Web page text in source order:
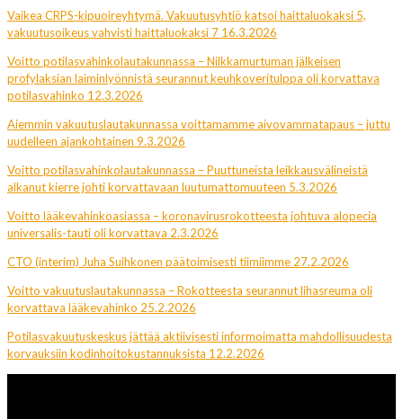
Vaikea CRPS-kipuoireyhtymä. Vakuutusyhtiö katsoi haittaluokaksi 5,
vakuutusoikeus vahvisti haittaluokaksi 7 16.3.2026
Voitto potilasvahinkolautakunnassa – Nilkkamurtuman jälkeisen
profylaksian laiminlyönnistä seurannut keuhkoveritulppa oli korvattava
potilasvahinko 12.3.2026
Aiemmin vakuutuslautakunnassa voittamamme aivovammatapaus – juttu
uudelleen ajankohtainen 9.3.2026
Voitto potilasvahinkolautakunnassa – Puuttuneista leikkausvälineistä
alkanut kierre johti korvattavaan luutumattomuuteen 5.3.2026
Voitto lääkevahinkoasiassa – koronavirusrokotteesta johtuva alopecia
universalis-tauti oli korvattava 2.3.2026
CTO (interim) Juha Suihkonen päätoimisesti tiimiimme 27.2.2026
Voitto vakuutuslautakunnassa – Rokotteesta seurannut lihasreuma oli
korvattava lääkevahinko 25.2.2026
Potilasvakuutuskeskus jättää aktiivisesti informoimatta mahdollisuudesta
korvauksiin kodinhoitokustannuksista 12.2.2026